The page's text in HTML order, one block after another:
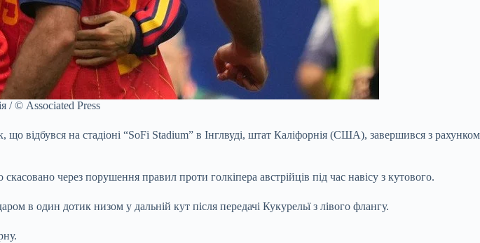
/ © Associated Press
що відбувся на стадіоні “SoFi Stadium” в Інглвуді, штат Каліфорнія (США), завершився з рахунком
через порушення правил проти голкіпера австрійців під час навісу з кутового.
в один дотик низом у дальній кут після передачі Кукурельї з лівого флангу.